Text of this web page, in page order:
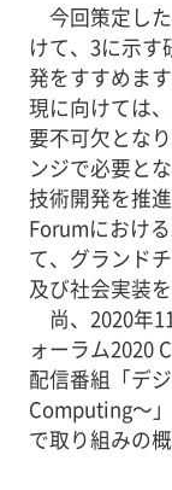
今回策定し
けて、3に示
発をすすめま
現に向けては
要不可欠とな
ンジで必要と
技術開発を推
Forumにおけ
て、グランド
及び社会実装
尚、2020年
ォーラム2020
配信番組「デ
Computing～
で取り組みの